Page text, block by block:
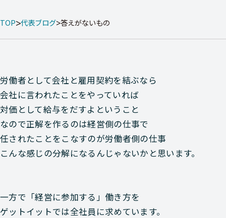
TOP 代表ブログ 答えがないもの
労働者として会社と雇用契約を結ぶなら
会社に言われたことをやっていれば
対価として給与をだすよということ
なので正解を作るのは経営側の仕事で
任されたことをこなすのが労働者側の仕事
こんな感じの分解になるんじゃないかと思います。
一方で「経営に参加する」働き方を
ゲットイットでは全社員に求めています。